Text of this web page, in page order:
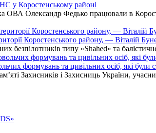
у Коростенському районі
Олександр Федько працювали в
Коростенського району, — Віталій
безпілотників типу «Shahed» та
формувань та цивільних осіб, які були
Захисників і Захисниць України,